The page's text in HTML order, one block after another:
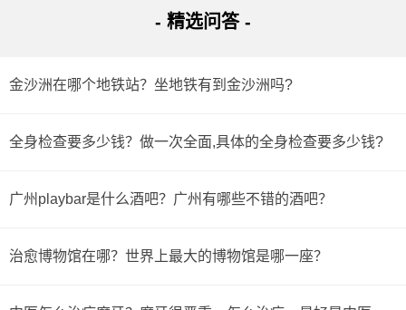
- 精选问答 -
金沙洲在哪个地铁站？坐地铁有到金沙洲吗?
全身检查要多少钱？做一次全面,具体的全身检查要多少钱?
广州playbar是什么酒吧？广州有哪些不错的酒吧？
治愈博物馆在哪？世界上最大的博物馆是哪一座？